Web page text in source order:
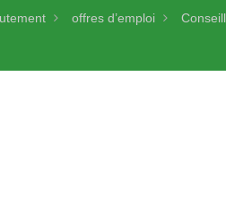
offres d’emploi